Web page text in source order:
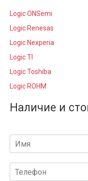
Новости
Контакты
Logic ONSemi
Logic Renesas
Logic Nexperia
Logic TI
Logic Toshiba
Logic ROHM
Наличие и